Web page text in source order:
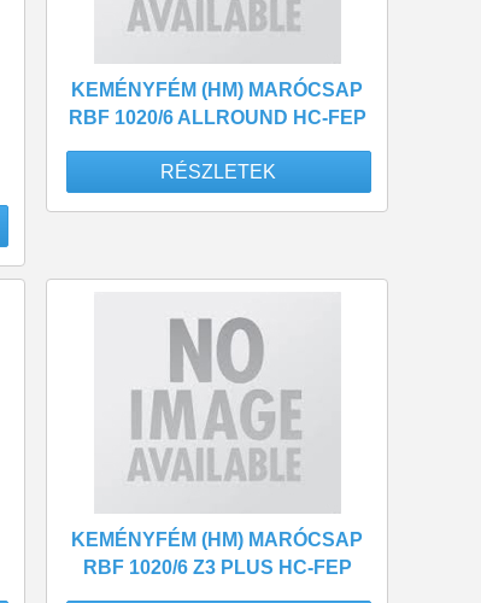
KEMÉNYFÉM (HM) MARÓCSAP
RBF 1020/6 ALLROUND HC-FEP
RÉSZLETEK
KEMÉNYFÉM (HM) MARÓCSAP
RBF 1020/6 Z3 PLUS HC-FEP